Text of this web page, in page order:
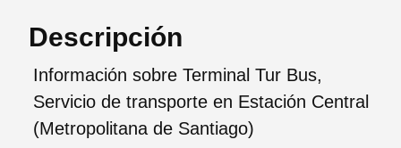
Descripción
Información sobre Terminal Tur Bus,
Servicio de transporte en Estación Central
(Metropolitana de Santiago)